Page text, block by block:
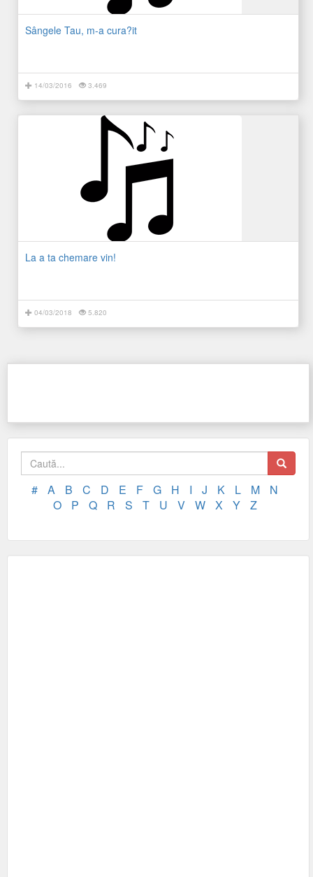
Sângele Tau, m-a cura?it
14/03/2016 3.469
La a ta chemare vin!
04/03/2018 5.820
# A B C D E F G H I J K L M
N
O
P Q R S T U V W X Y Z